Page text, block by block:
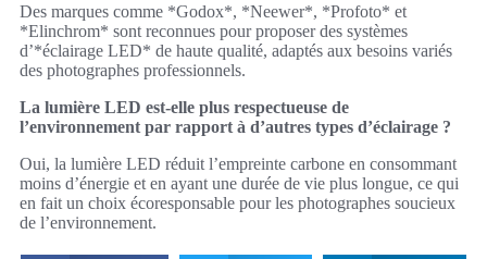
Des marques comme *Godox*, *Neewer*, *Profoto* et
*Elinchrom* sont reconnues pour proposer des systèmes
d’*éclairage LED* de haute qualité, adaptés aux besoins variés
des photographes professionnels.
La lumière LED est-elle plus respectueuse de
l’environnement par rapport à d’autres types d’éclairage ?
Oui, la lumière LED réduit l’empreinte carbone en consommant
moins d’énergie et en ayant une durée de vie plus longue, ce qui
en fait un choix écoresponsable pour les photographes soucieux
de l’environnement.